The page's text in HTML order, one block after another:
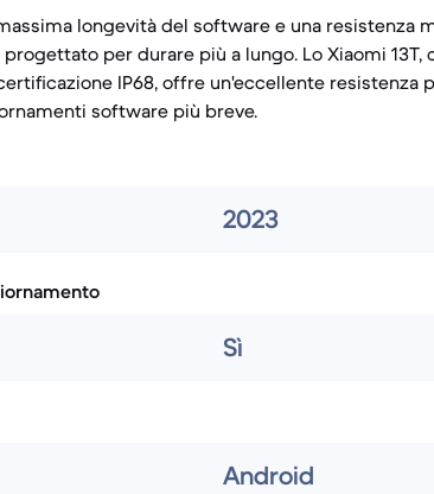
longevità del software e una resistenza
per durare più a lungo. Lo Xiaomi 13T,
IP68, offre un'eccellente resistenza
software più breve.
2023
Sì
Android